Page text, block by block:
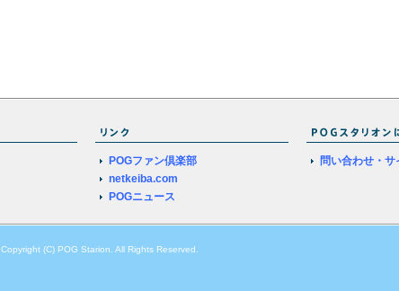
POGファン倶楽部
netkeiba.com
POGニュース
問い合わせ・
Copyright (C) POG Starion. All Rights Reserved.